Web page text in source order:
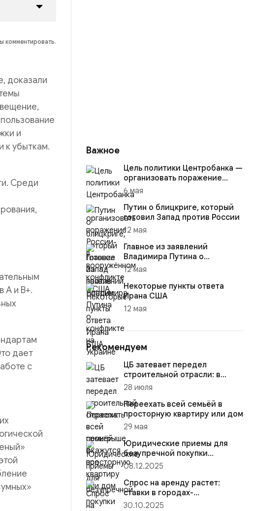
комментировать.
доказали
и
к убыткам.
Среди
A и B+.
дает
с
Важное
Цель политики Центробанка —
организовать поражение
России в вооружённом
конфликте с США
6 мая
Путин о блицкриге, который
готовил Запад против России
12 мая
Главное из заявлений
Владимира Путина о
конфликте на Украине
12 мая
Некоторые пункты ответа
Ирана США
12 мая
Рекомендуем
ЦБ затевает передел
строительной отрасли: в
проигрыше окажутся все
28 июля
Переехать всей семьёй в
просторную квартиру или дом
29 мая
Юридические приемы для
безупречной покупки
квартиры на вторичном рынке
08.12.2025
Спрос на аренду растет:
ставки в городах-
миллионниках увеличились на
30.10.2025